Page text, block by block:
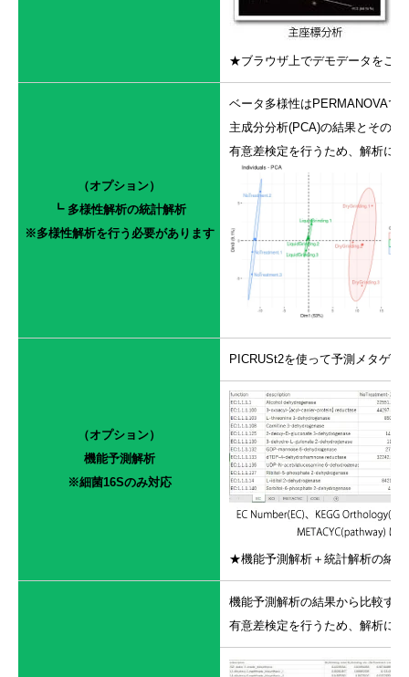
★ブラウザ上でデモデータをご
（オプション）
┗ 多様性解析の統計解析
※多様性解析を行う必要があります
ベータ多様性はPERMANOVAで
主成分分析(PCA)の結果とその
有意差検定を行うため、解析に
（オプション）
機能予測解析
※細菌16Sのみ対応
PICRUSt2を使って予測メタゲノ
★機能予測解析＋統計解析の納
機能予測解析の結果から比較す
有意差検定を行うため、解析に